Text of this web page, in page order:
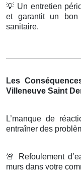
💡 Un entretien
et garantit un bon
sanitaire.
Les
Villeneuve Saint
L’manque de
entraîner des
🚨
Refoulement
murs dans votre